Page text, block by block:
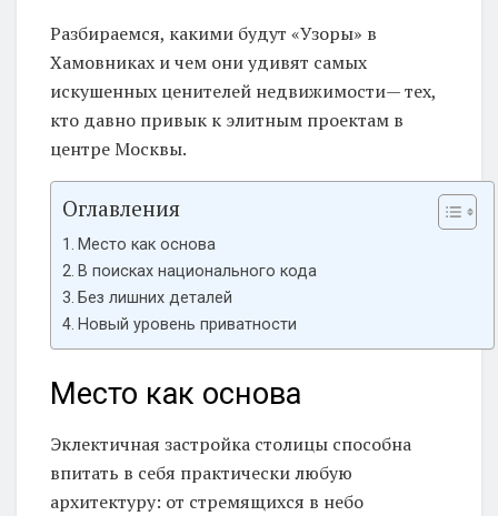
Разбираемся, какими будут «Узоры» в
Хамовниках и чем они удивят самых
искушенных ценителей недвижимости— тех,
кто давно привык к элитным проектам в
центре Москвы.
Оглавления
Место как основа
В поисках национального кода
Без лишних деталей
Новый уровень приватности
Место как основа
Эклектичная застройка столицы способна
впитать в себя практически любую
архитектуру: от стремящихся в небо